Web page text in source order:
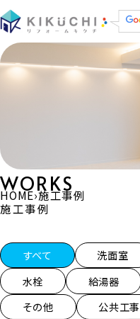
WORKS
施工事例
HOME›施工事例
施工事例一覧
すべて 洗面室
水栓
給湯器
その他
公共工事